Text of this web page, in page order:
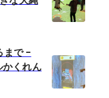
まで -
かくれん